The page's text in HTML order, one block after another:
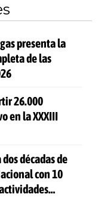
presenta la
de las
26.000
en la XXXIII
décadas de
con 10